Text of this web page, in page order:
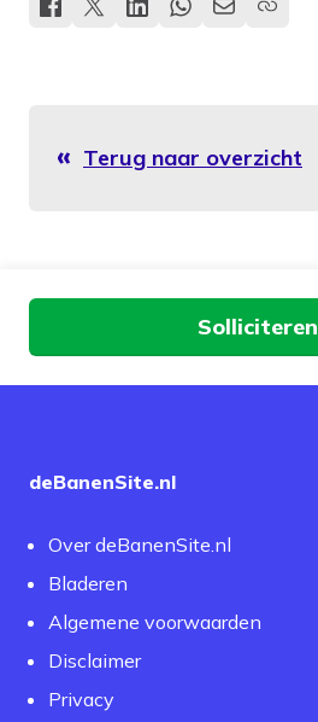
Terug naar overzicht
Aan de slagSolliciteren
deBanenSite.nl
Over deBanenSite.nl
Bladeren
Algemene voorwaarden
Disclaimer
Privacy